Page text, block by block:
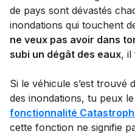
de pays sont dévastés
inondations qui touchent
ne veux pas avoir dans
subi un dégât des eaux, il
Si le véhicule s’est
des inondations, tu peux
fonctionnalité
cette fonction ne signifie